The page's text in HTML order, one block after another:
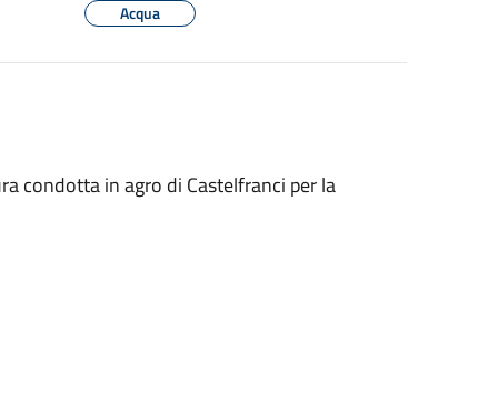
Acqua
condotta in agro di Castelfranci per la